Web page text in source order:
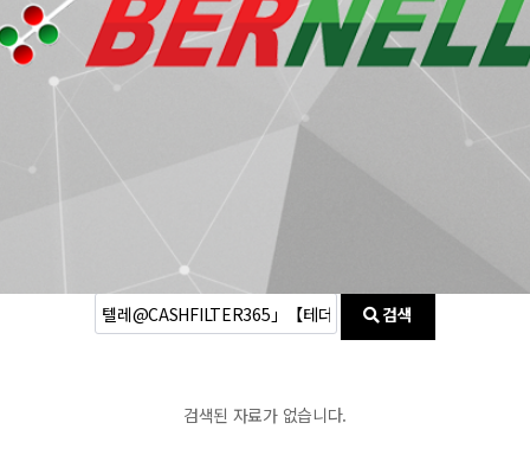
전체상품검색
검색
검색된 자료가 없습니다.